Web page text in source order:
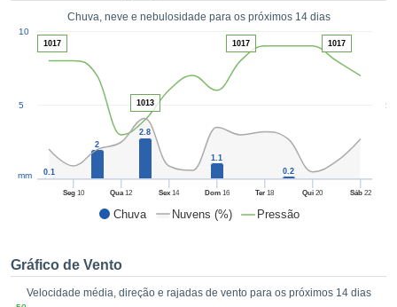
fornecer-
de alta
botão
todos os
no
como
um perfil
CONTINUAR
CONFIGURAÇÕES
Chuva, neve e nebulosidade para os próximos 14 dias
Chuva Nuvens (%) Pressão
50
Seg10 Qua12 Sex 14 Dom16 Ter 18 Qui 20 Sáb22
5
10
mm 0.1
2
2.8
1.1
0.2
1017
1013
1017 1017
Gráfico de Vento
Velocidade média, direção e rajadas de vento para os próximos 14 dias